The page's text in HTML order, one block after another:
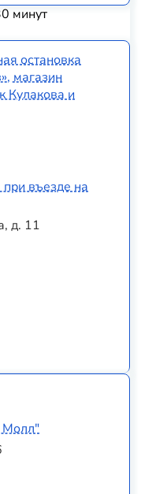
минут
остановка
магазин
Кулакова и
въезде на
д. 11
Молл"